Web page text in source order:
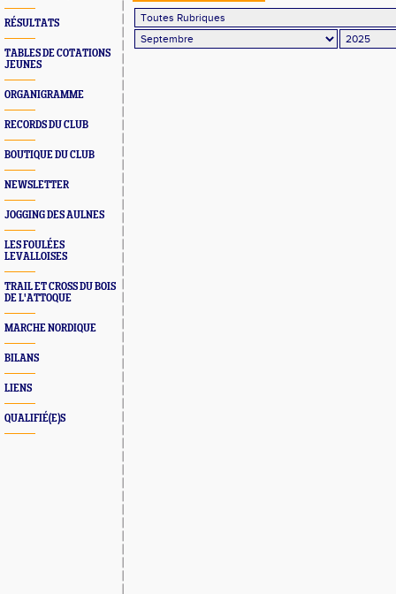
RÉSULTATS
TABLES DE COTATIONS
JEUNES
ORGANIGRAMME
RECORDS DU CLUB
BOUTIQUE DU CLUB
NEWSLETTER
JOGGING DES AULNES
LES FOULÉES
LEVALLOISES
TRAIL ET CROSS DU BOIS
DE L'ATTOQUE
MARCHE NORDIQUE
BILANS
LIENS
QUALIFIÉ(E)S